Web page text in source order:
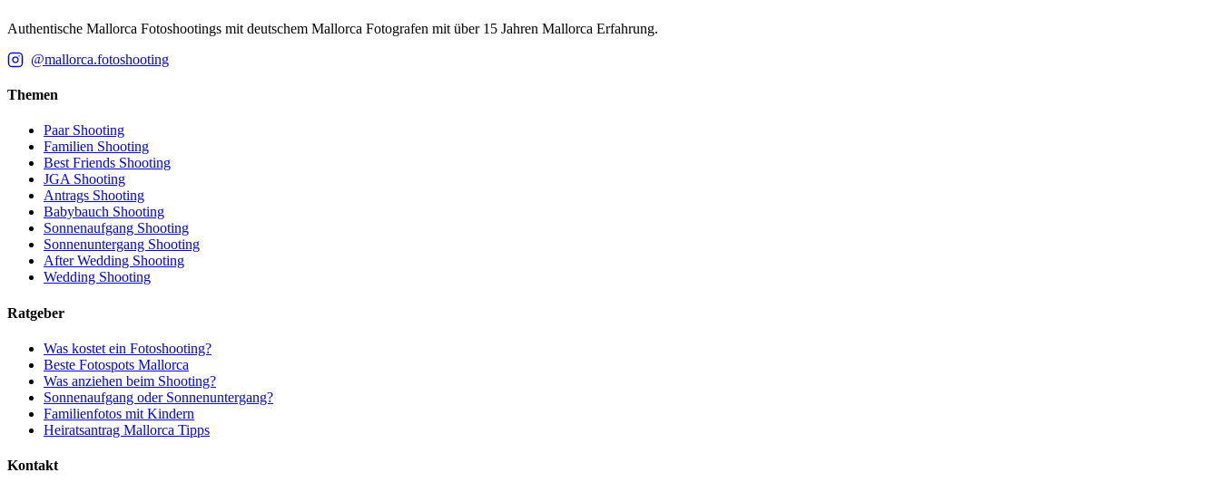
Authentische Mallorca Fotoshootings mit deutschem Mallorca Fotografen mit über 15 Jahren Mallorca Erfahrung.
@mallorca.fotoshooting
Themen
Paar Shooting
Familien Shooting
Best Friends Shooting
JGA Shooting
Antrags Shooting
Babybauch Shooting
Sonnenaufgang Shooting
Sonnenuntergang Shooting
After Wedding Shooting
Wedding Shooting
Ratgeber
Was kostet ein Fotoshooting?
Beste Fotospots Mallorca
Was anziehen beim Shooting?
Sonnenaufgang oder Sonnenuntergang?
Familienfotos mit Kindern
Heiratsantrag Mallorca Tipps
Kontakt